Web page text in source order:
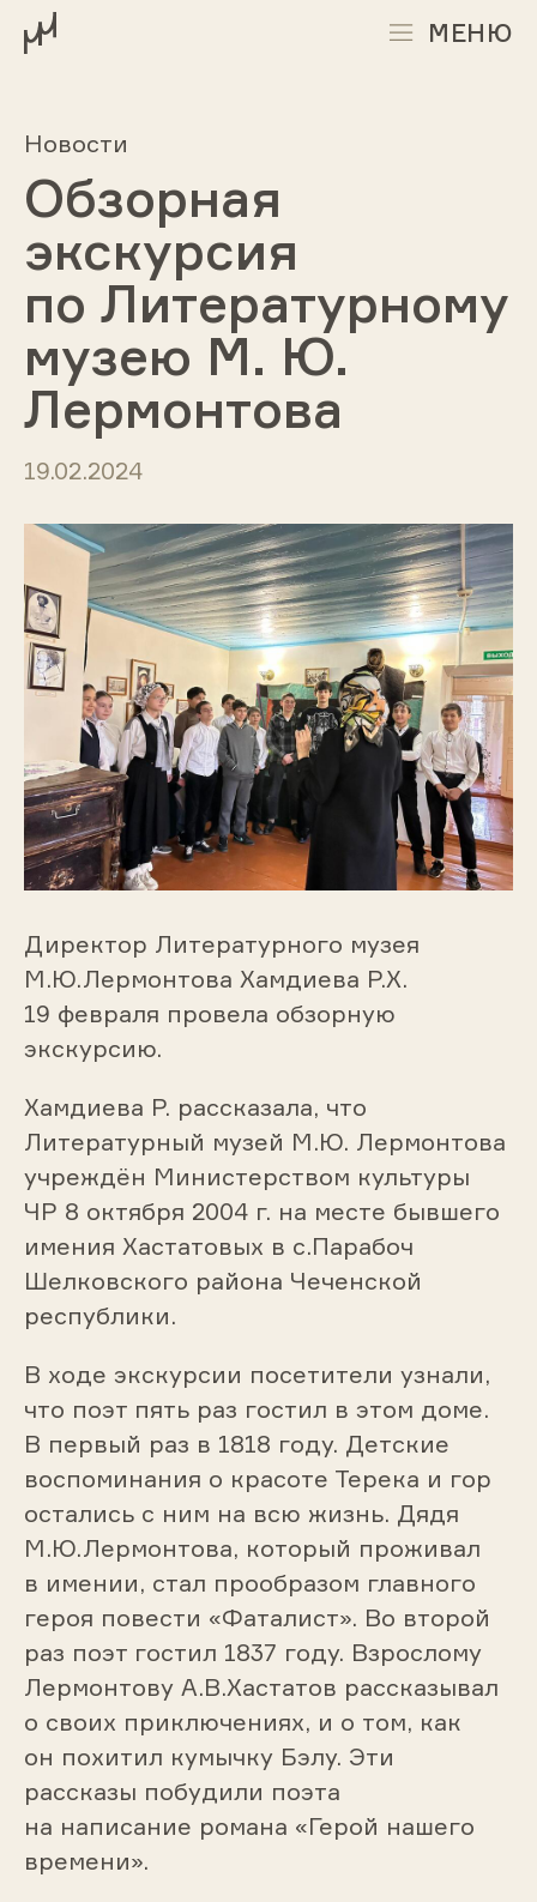
МЕНЮ
Новости
Обзорная
экскурсия
по Литературному
музею М. Ю.
Лермонтова
19.02.2024
Директор Литературного музея
М.Ю.Лермонтова Хамдиева Р.Х.
19 февраля провела обзорную
экскурсию.
Хамдиева Р. рассказала, что
Литературный музей М.Ю. Лермонтова
учреждён Министерством культуры
ЧР 8 октября 2004 г. на месте бывшего
имения Хастатовых в с.Парабоч
Шелковского района Чеченской
республики.
В ходе экскурсии посетители узнали,
что поэт пять раз гостил в этом доме.
В первый раз в 1818 году. Детские
воспоминания о красоте Терека и гор
остались с ним на всю жизнь. Дядя
М.Ю.Лермонтова, который проживал
в имении, стал прообразом главного
героя повести «Фаталист». Во второй
раз поэт гостил 1837 году. Взрослому
Лермонтову А.В.Хастатов рассказывал
о своих приключениях, и о том, как
он похитил кумычку Бэлу. Эти
рассказы побудили поэта
на написание романа «Герой нашего
времени».